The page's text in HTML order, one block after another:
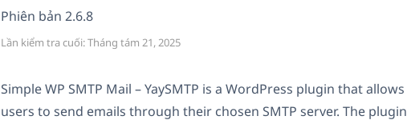
Phiên bản 2.6.8
Lần kiểm tra cuối: Tháng tám 21, 2025
Simple WP SMTP Mail – YaySMTP is a WordPress plugin that allows
users to send emails through their chosen SMTP server. The plugin